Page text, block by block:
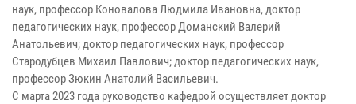
наук, профессор Коновалова Людмила Ивановна, доктор
педагогических наук, профессор Доманский Валерий
Анатольевич; доктор педагогических наук, профессор
Стародубцев Михаил Павлович; доктор педагогических наук,
профессор Зюкин Анатолий Васильевич.
С марта 2023 года руководство кафедрой осуществляет доктор